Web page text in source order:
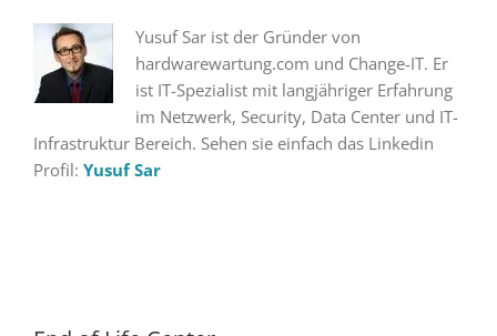
Yusuf Sar ist der Gründer von
hardwarewartung.com und Change-IT. Er
ist IT-Spezialist mit langjähriger Erfahrung
im Netzwerk, Security, Data Center und IT-
Infrastruktur Bereich. Sehen sie einfach das Linkedin
Profil: Yusuf Sar